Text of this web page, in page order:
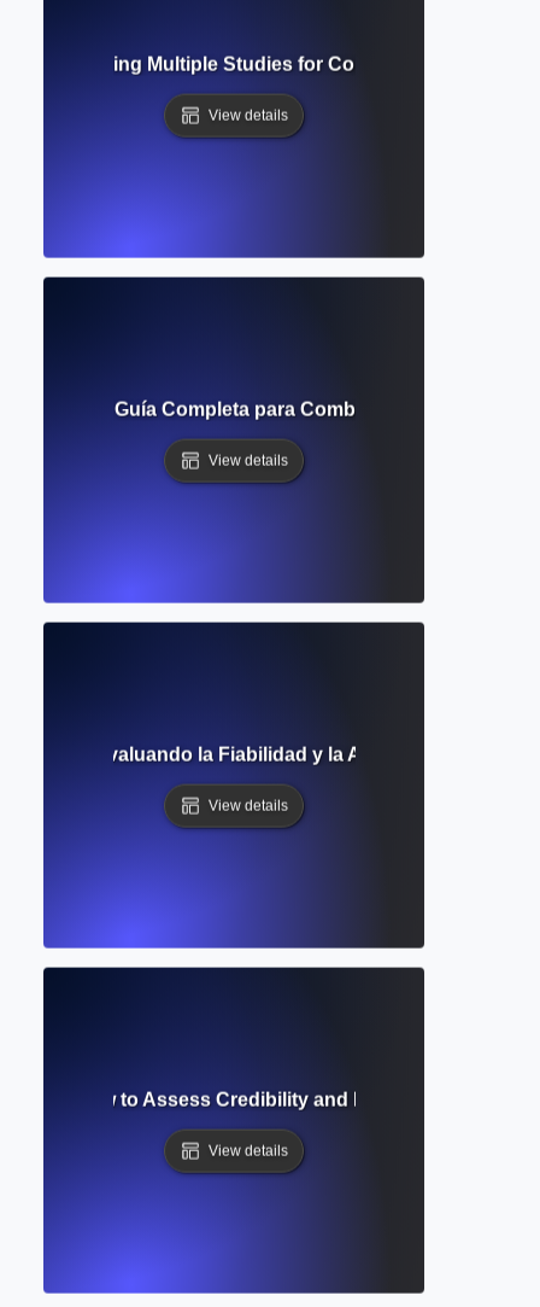
Combining Multiple Studies for Comprehensive
View details
Guía Completa para Combinar Resultados de
View details
Fuente? Evaluando la Fiabilidad y la Autoridad en la
View details
How to Assess Credibility and Relevance of
View details